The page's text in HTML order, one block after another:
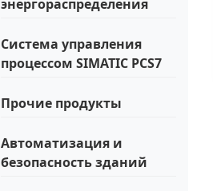
энергораспределения
Система управления
процессом SIMATIC PCS7
Прочие продукты
Автоматизация и
безопасность зданий